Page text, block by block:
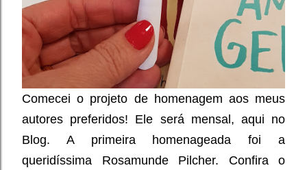
Comecei o projeto de homenagem aos meus
autores preferidos! Ele será mensal, aqui no
Blog. A primeira homenageada foi a
queridíssima Rosamunde Pilcher. Confira o